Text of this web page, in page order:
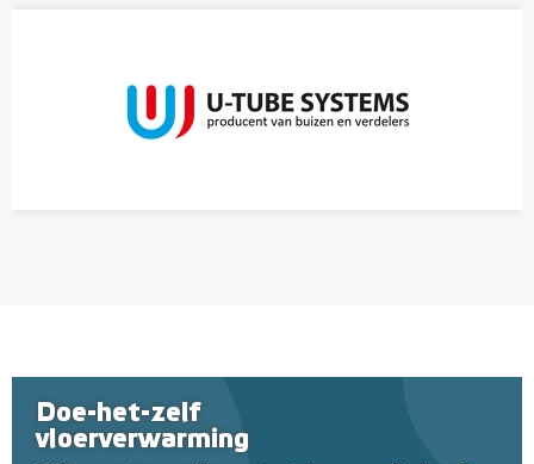
Doe-het-zelf
vloerverwarming